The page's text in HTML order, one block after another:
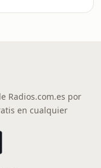
Radios.com.es por
en cualquier